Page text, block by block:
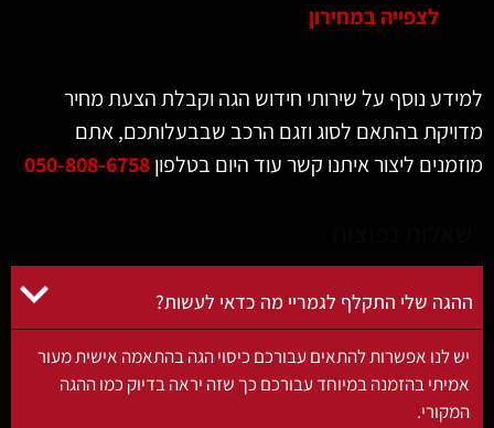
לצפייה במחירון
למידע נוסף על שירותי חידוש הגה וקבלת הצעת מחיר
מדויקת בהתאם לסוג וזגם הרכב שבבעלותכם, אתם
מוזמנים ליצור איתנו קשר עוד היום בטלפון050-808-6758
ההגה שלי התקלף לגמריי מה כדאי לעשות?
יש לנו אפשרות להתאים עבורכם כיסוי הגה בהתאמה אישית מעור
אמיתי בהזמנה במיוחד עבורכם כך שזה יראה בדיוק כמו ההגה
המקורי.